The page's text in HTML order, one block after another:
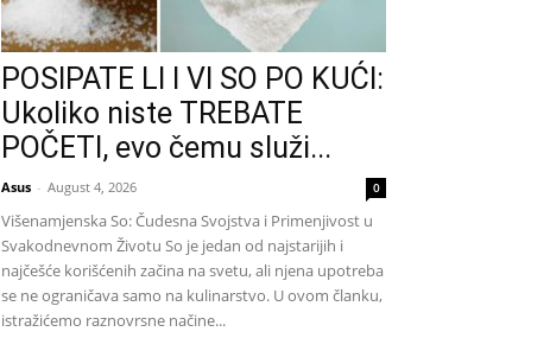
POSIPATE LI I VI SO PO KUĆI:
Ukoliko niste TREBATE
POČETI, evo čemu služi...
Asus - August 4, 2026 0
Višenamjenska So: Čudesna Svojstva i Primenjivost u
Svakodnevnom Životu So je jedan od najstarijih i
najčešće korišćenih začina na svetu, ali njena upotreba
se ne ograničava samo na kulinarstvo. U ovom članku,
istražićemo raznovrsne načine...